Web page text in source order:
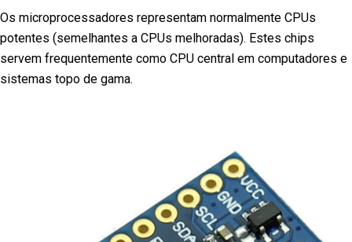
Os microprocessadores representam normalmente CPUs
potentes (semelhantes a CPUs melhoradas). Estes chips
servem frequentemente como CPU central em computadores e
sistemas topo de gama.